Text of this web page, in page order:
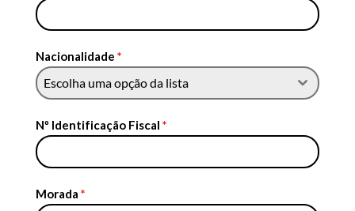
Nacionalidade *
Escolha uma opção da lista
Nº Identificação Fiscal *
Morada *